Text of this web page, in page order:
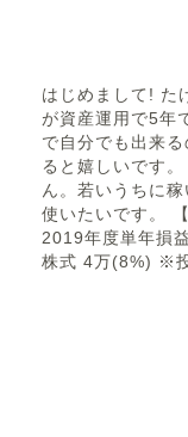
はじめまして! た
が資産運用で5年
で自分でも出来
ると嬉しいです
ん。若いうちに
使いたいです。
2019年度単年損
株式 4万(8%) ※